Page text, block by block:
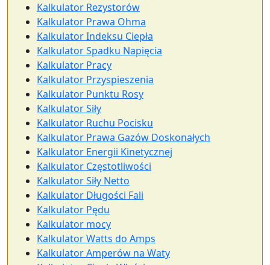
Kalkulator Rezystorów
Kalkulator Prawa Ohma
Kalkulator Indeksu Ciepła
Kalkulator Spadku Napięcia
Kalkulator Pracy
Kalkulator Przyspieszenia
Kalkulator Punktu Rosy
Kalkulator Siły
Kalkulator Ruchu Pocisku
Kalkulator Prawa Gazów Doskonałych
Kalkulator Energii Kinetycznej
Kalkulator Częstotliwości
Kalkulator Siły Netto
Kalkulator Długości Fali
Kalkulator Pędu
Kalkulator mocy
Kalkulator Watts do Amps
Kalkulator Amperów na Waty